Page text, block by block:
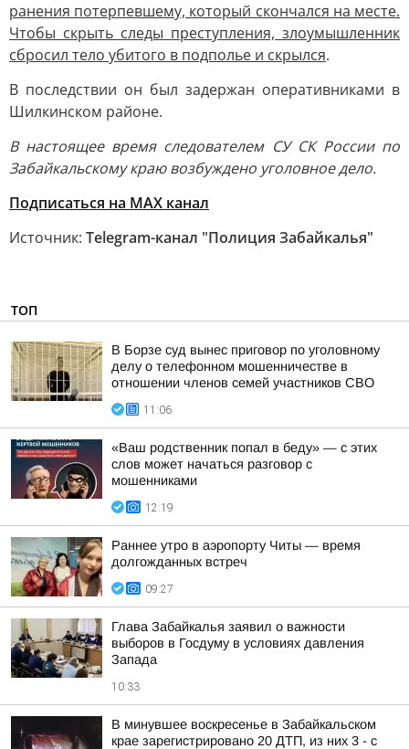
ранения потерпевшему, который скончался на месте.
Чтобы скрыть следы преступления, злоумышленник
сбросил тело убитого в подполье и скрылся.
В последствии он был задержан оперативниками в
Шилкинском районе.
В настоящее время следователем СУ СК России по
Забайкальскому краю возбуждено уголовное дело.
Подписаться на МАХ канал
Источник: Telegram-канал "Полиция Забайкалья"
ТОП
В Борзе суд вынес приговор по уголовному
делу о телефонном мошенничестве в
отношении членов семей участников СВО
11:06
«Ваш родственник попал в беду» — с этих
слов может начаться разговор с
мошенниками
12:19
Раннее утро в аэропорту Читы — время
долгожданных встреч
09:27
Глава Забайкалья заявил о важности
выборов в Госдуму в условиях давления
Запада
10:33
В минувшее воскресенье в Забайкальском
крае зарегистрировано 20 ДТП, из них 3 - с